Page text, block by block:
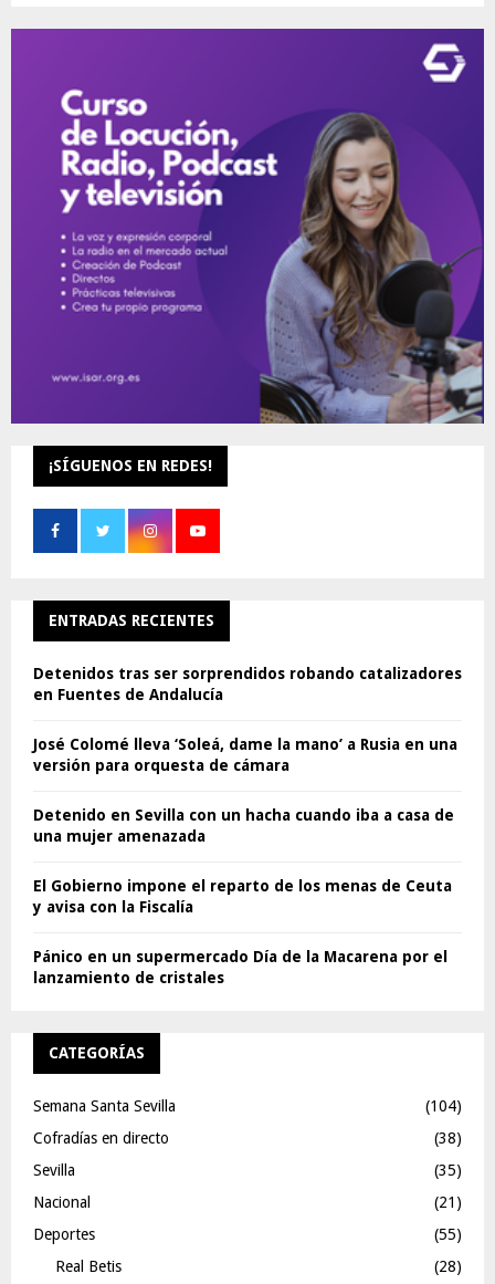
E
¡SÍGUENOS EN REDES!
ENTRADAS RECIENTES
Detenidos tras ser sorprendidos robando catalizadores
en Fuentes de Andalucía
José Colomé lleva ‘Soleá, dame la mano’ a Rusia en una
versión para orquesta de cámara
Detenido en Sevilla con un hacha cuando iba a casa de
una mujer amenazada
El Gobierno impone el reparto de los menas de Ceuta
y avisa con la Fiscalía
Pánico en un supermercado Día de la Macarena por el
lanzamiento de cristales
CATEGORÍAS
Semana Santa Sevilla
(104)
Cofradías en directo
(38)
Sevilla
(35)
Nacional
(21)
Deportes
(55)
Real Betis
(28)